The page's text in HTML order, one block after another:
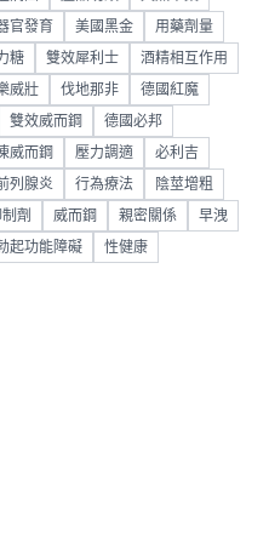
官發育 美國黑金 用藥劑量
糖 雙效犀利士 酒精相互作用
威壯 伐地那非 德國紅魔
雙效威而鋼 德國必邦
威而鋼 壓力調適 必利吉
列腺炎 行為療法 陰莖增粗
劑 威而鋼 親密關係 早洩
起功能障礙 性健康